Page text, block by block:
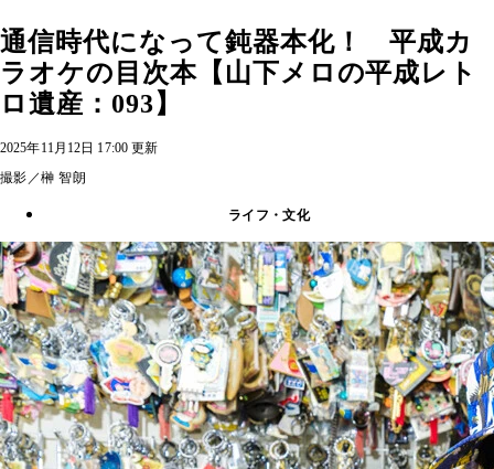
通信時代になって鈍器本化！ 平成カ
ラオケの目次本【山下メロの平成レト
ロ遺産：093】
2025年11月12日 17:00 更新
撮影／榊 智朗
ライフ・文化